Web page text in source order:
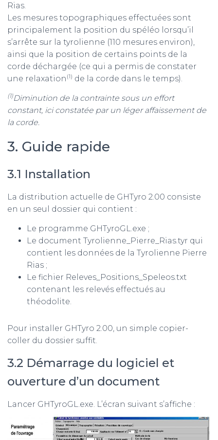
Rias.
Les mesures topographiques effectuées sont
principalement la position du spéléo lorsqu’il
s’arrête sur la tyrolienne (110 mesures environ),
ainsi que la position de certains points de la
corde déchargée (ce qui a permis de constater
une relaxation (1) de la corde dans le temps).
(1)Diminution de la contrainte sous un effort
constant, ici constatée par un léger affaissement de
la corde.
3. Guide rapide
3.1 Installation
La distribution actuelle de GHTyro 2.00 consiste
en un seul dossier qui contient :
Le programme GHTyroGL.exe ;
Le document Tyrolienne_Pierre_Rias.tyr qui
contient les données de la Tyrolienne Pierre
Rias ;
Le fichier Releves_Positions_Speleos.txt
contenant les relevés effectués au
théodolite.
Pour installer GHTyro 2.00, un simple copier-
coller du dossier suffit.
3.2 Démarrage du logiciel et
ouverture d’un document
Lancer GHTyroGL.exe. L’écran suivant s’affiche :